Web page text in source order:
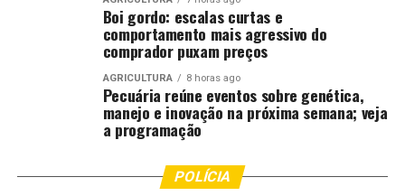
Boi gordo: escalas curtas e
comportamento mais agressivo do
comprador puxam preços
AGRICULTURA 8 horas ago
Pecuária reúne eventos sobre genética,
manejo e inovação na próxima semana; veja
a programação
POLÍCIA